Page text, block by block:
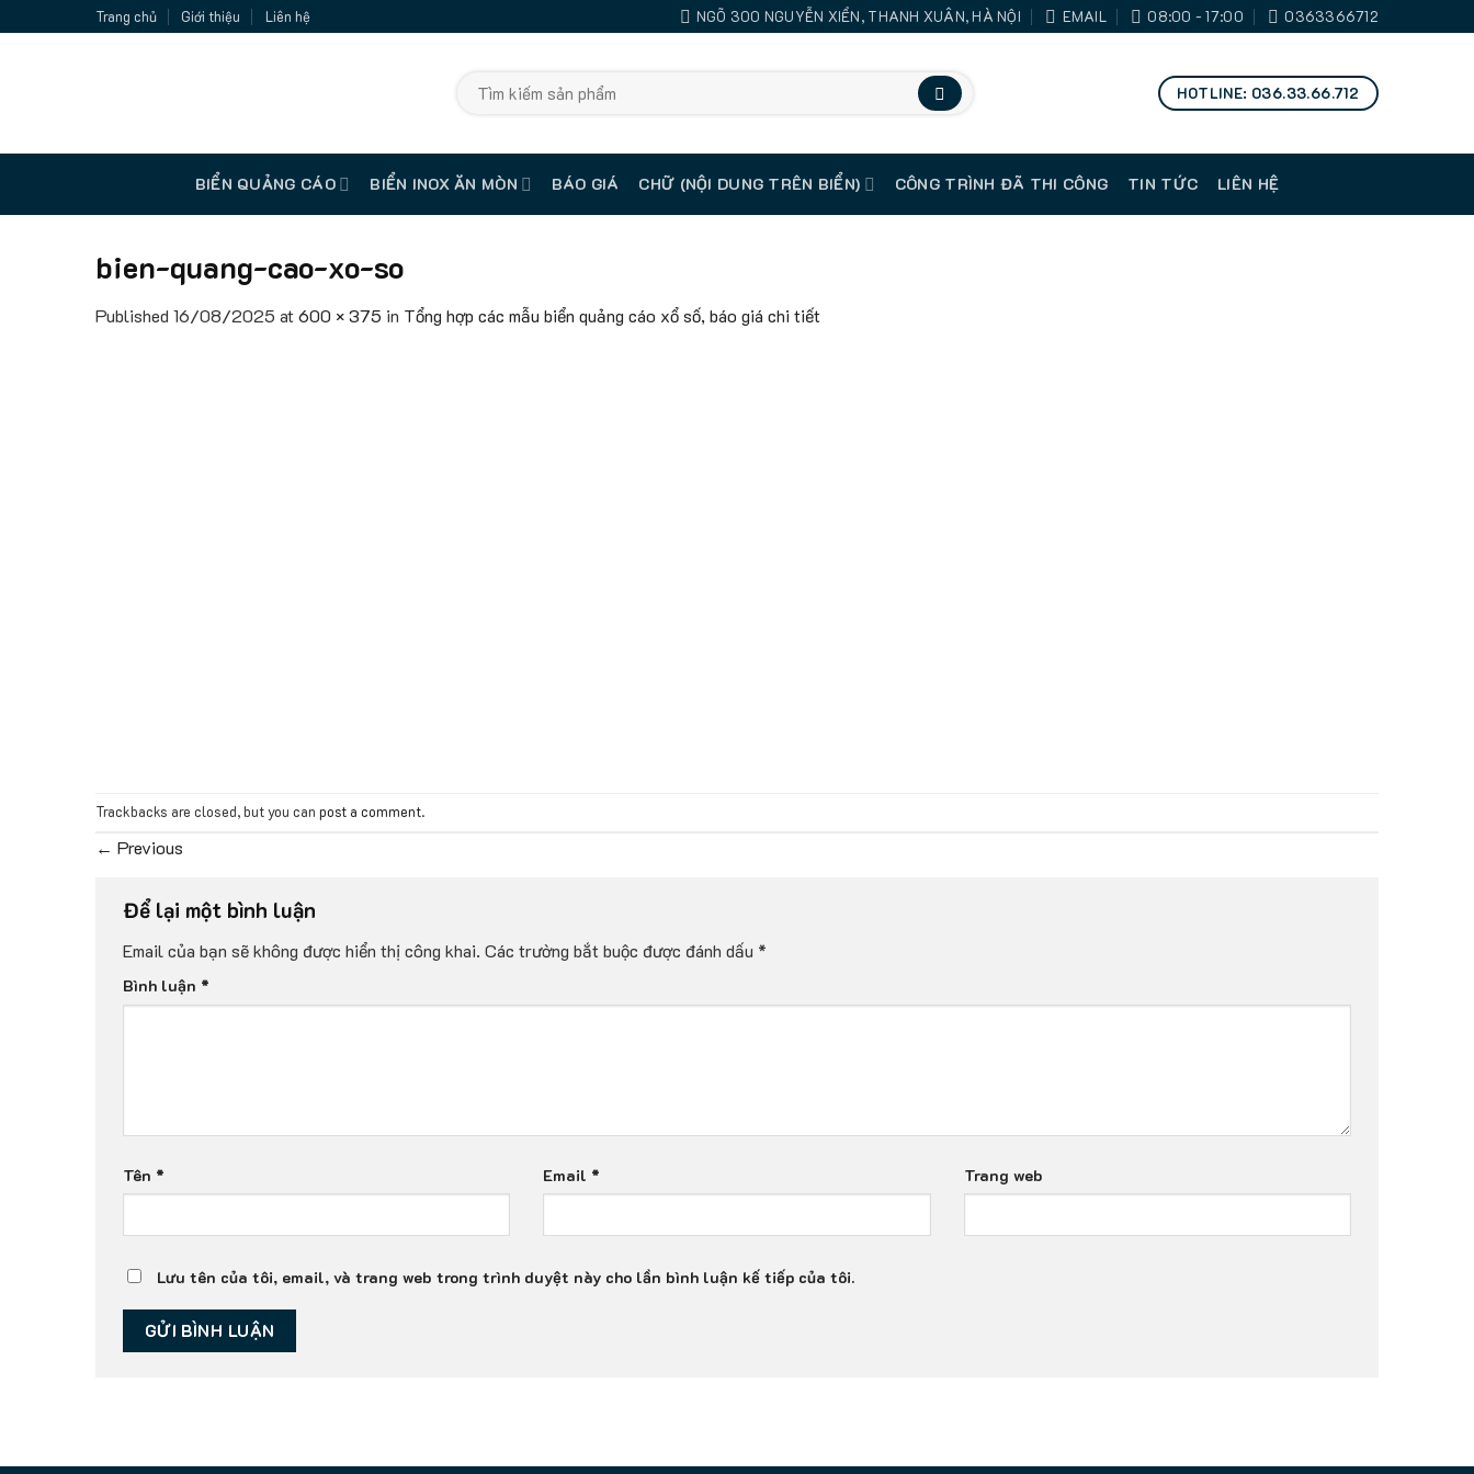
to
Trang chủ Giới thiệu Liên hệ NGÕ 300 NGUYỄN XIỂN, THANH XUÂN, HÀ NỘI EMAIL 08:00 - 17:00 0363366712
kiếm:
HOTLINE: 036.33.66.712
BIỂN QUẢNG CÁO BIỂN INOX ĂN MÒN BÁO GIÁ CHỮ (NỘI DUNG TRÊN BIỂN) CÔNG TRÌNH ĐÃ THI CÔNG TIN TỨC LIÊN HỆ
bien-quang-cao-xo-so
Published 16/08/2025 at600 × 375 in Tổng hợp các mẫu biển quảng cáo xổ số, báo giá chi tiết
Trackbacks are closed, but you can post a comment.
← Previous
Để lại một bình luận
Email của bạn sẽ không được hiển thị công khai. Các trường bắt buộc được đánh dấu *
Bình luận *
Tên * Email * Trang web
Lưu tên của tôi, email, và trang web trong trình duyệt này cho lần bình luận kế tiếp của tôi.